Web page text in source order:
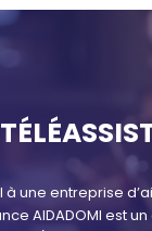
une entreprise
AIDADOMI est